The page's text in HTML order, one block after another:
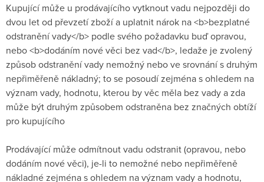
Kupující může u prodávajícího vytknout vadu nejpozději do
dvou let od převzetí zboží a uplatnit nárok na <b>bezplatné
odstranění vady</b> podle svého požadavku buď opravou,
nebo <b>dodáním nové věci bez vad</b>, ledaže je zvolený
způsob odstranění vady nemožný nebo ve srovnání s druhým
nepřiměřeně nákladný; to se posoudí zejména s ohledem na
význam vady, hodnotu, kterou by věc měla bez vady a zda
může být druhým způsobem odstraněna bez značných obtíží
pro kupujícího
Prodávající může odmítnout vadu odstranit (opravou, nebo
dodáním nové věci), je-li to nemožné nebo nepřiměřeně
nákladné zejména s ohledem na význam vady a hodnotu,